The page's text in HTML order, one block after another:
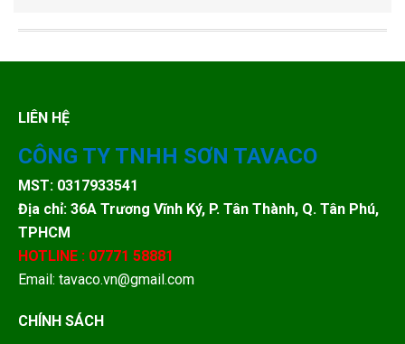
LIÊN HỆ
CÔNG TY TNHH SƠN TAVACO
MST: 0317933541
Địa chỉ: 36A Trương Vĩnh Ký, P. Tân Thành, Q. Tân Phú,
TPHCM
HOTLINE : 07771 58881
Email: tavaco.vn@gmail.com
CHÍNH SÁCH